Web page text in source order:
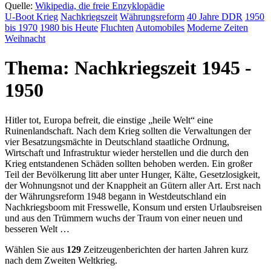
Quelle: Wikipedia, die freie Enzyklopädie
U-Boot Krieg Nachkriegszeit Währungsreform 40 Jahre DDR 1950
bis 1970 1980 bis Heute Fluchten Automobiles Moderne Zeiten
Weihnacht
Thema: Nachkriegszeit 1945 -
1950
Hitler tot, Europa befreit, die einstige heile Welt
eine
Ruinenlandschaft. Nach dem Krieg sollten die Verwaltungen der
vier Besatzungsmächte in Deutschland staatliche Ordnung,
Wirtschaft und Infrastruktur wieder herstellen und die durch den
Krieg entstandenen Schäden sollten behoben werden. Ein großer
Teil der Bevölkerung litt aber unter Hunger, Kälte, Gesetzlosigkeit,
der Wohnungsnot und der Knappheit an Gütern aller Art. Erst nach
der Währungsreform 1948 begann in Westdeutschland ein
Nachkriegsboom mit Fresswelle, Konsum und ersten Urlaubsreisen
und aus den Trümmern wuchs der Traum von einer neuen und
besseren Welt …
Wählen Sie aus 129 Zeitzeugenberichten der harten Jahren kurz
nach dem Zweiten Weltkrieg.